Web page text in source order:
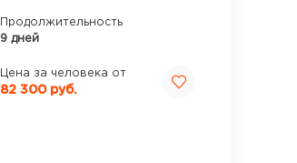
Продолжительность
9 дней
Цена за человека от
82 300 руб.